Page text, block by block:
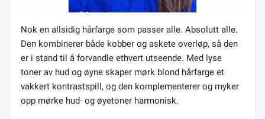
Nok en allsidig hårfarge som passer alle. Absolutt alle.
Den kombinerer både kobber og askete overløp, så den
er i stand til å forvandle ethvert utseende. Med lyse
toner av hud og øyne skaper mørk blond hårfarge et
vakkert kontrastspill, og den komplementerer og myker
opp mørke hud- og øyetoner harmonisk.